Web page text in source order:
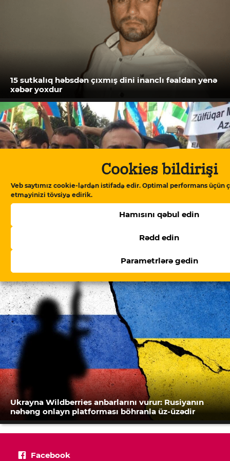
Cookies bildirişi
Veb saytımız cookie-lərdən istifadə edir. Optimal performans üçün
etməyinizi tövsiyə edirik.
Hamısını qəbul edin
Rədd edin
Parametrlərə gedin
15 sutkalıq həbsdən çıxmış dini inanclı fəaldan yenə
xəbər yoxdur
Həbsdə olan ictimai fəalın cəzası ağırlaşdırılıb
Ukrayna Wildberries anbarlarını vurur: Rusiyanın
nəhəng onlayn platforması böhranla üz-üzədir
Facebook